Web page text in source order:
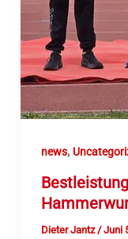
news,
Dieter Jantz/Juni